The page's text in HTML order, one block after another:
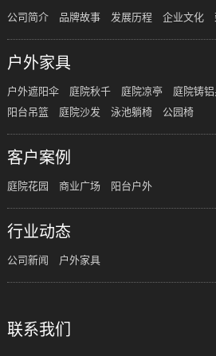
公司简介 品牌故事 发展历程 企业文化
户外家具
户外遮阳伞 庭院秋千 庭院凉亭 庭院铸
阳台吊篮
庭院沙发 泳池躺椅 公园椅
客户案例
庭院花园 商业广场 阳台户外
行业动态
公司新闻 户外家具
联系我们